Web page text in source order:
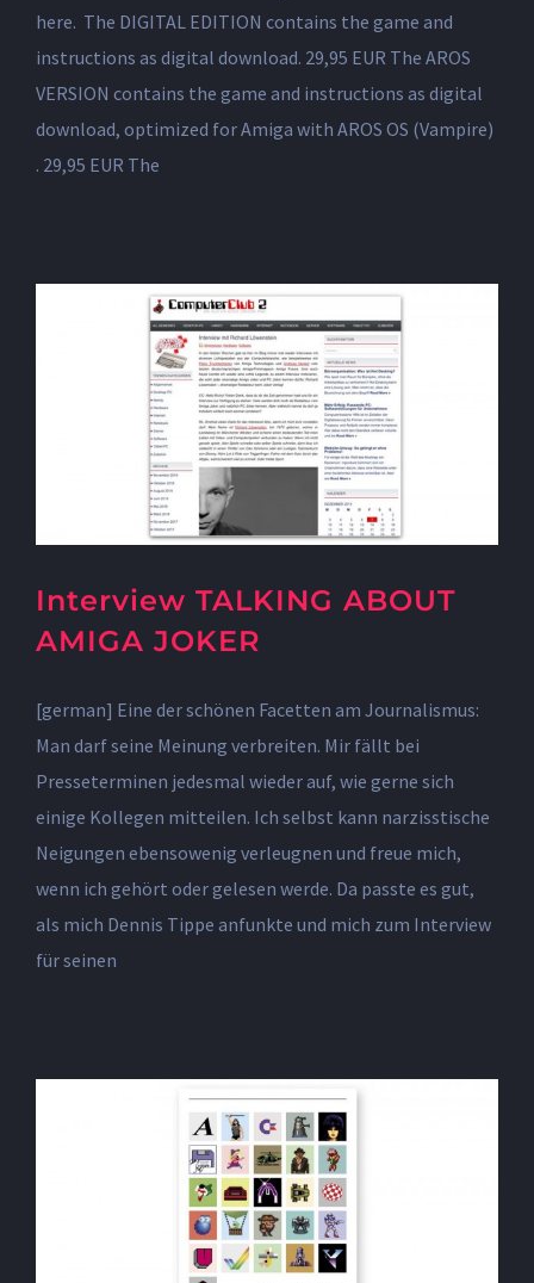
here. The DIGITAL EDITION contains the game and
instructions as digital download. 29,95 EUR The AROS
VERSION contains the game and instructions as digital
download, optimized for Amiga with AROS OS (Vampire)
. 29,95 EUR The
Interview TALKING ABOUT
AMIGA JOKER
Interview TALKING ABOUT
AMIGA JOKER
[german] Eine der schönen Facetten am Journalismus:
Man darf seine Meinung verbreiten. Mir fällt bei
Presseterminen jedesmal wieder auf, wie gerne sich
einige Kollegen mitteilen. Ich selbst kann narzisstische
Neigungen ebensowenig verleugnen und freue mich,
wenn ich gehört oder gelesen werde. Da passte es gut,
als mich Dennis Tippe anfunkte und mich zum Interview
für seinen
AMIGA COMMPENDIUM
Endlich mal Silkworm
testen…